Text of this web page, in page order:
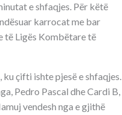
e shfaqjes. Për këtë
karrocat me bar
të Ligës Kombëtare të
çifti ishte pjesë e shfaqjes.
Pedro Pascal dhe Cardi B,
vendesh nga e gjithë